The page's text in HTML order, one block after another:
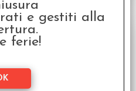
e gestiti alla
ferie!